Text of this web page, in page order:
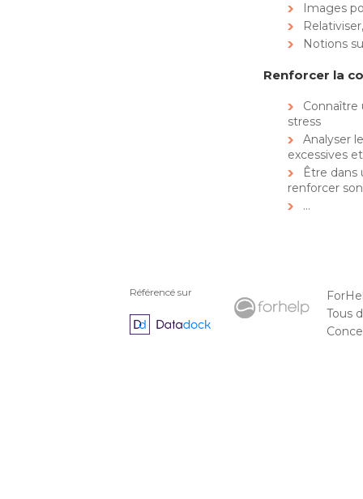
Images
Notions
Renforcer la
Connaître
stress
Analyser
excessives
Être dans
renforcer
…
Référencé sur
Tous